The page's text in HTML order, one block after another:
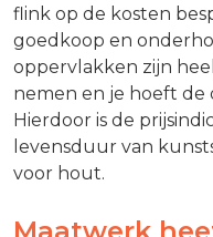
flink op de kosten
goedkoop en
oppervlakken zijn
nemen en je hoeft de
Hierdoor is de
levensduur van
voor hout.